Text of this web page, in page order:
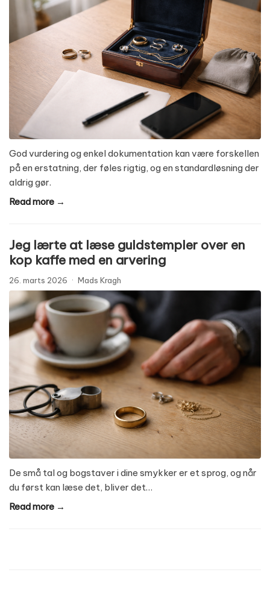
God vurdering og enkel dokumentation kan være forskellen
på en erstatning, der føles rigtig, og en standardløsning der
aldrig gør.
Read more →
Jeg lærte at læse guldstempler over en
kop kaffe med en arvering
26. marts 2026 · Mads Kragh
De små tal og bogstaver i dine smykker er et sprog, og når
du først kan læse det, bliver det…
Read more →